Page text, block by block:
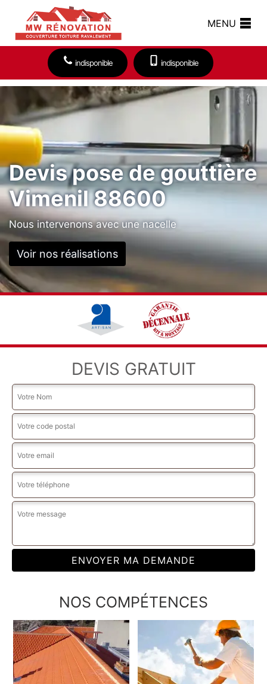
MENU
indisponible indisponible
Devis pose de gouttière
Vimenil 88600
Nous intervenons avec une nacelle
Voir nos réalisations
DEVIS GRATUIT
NOS COMPÉTENCES